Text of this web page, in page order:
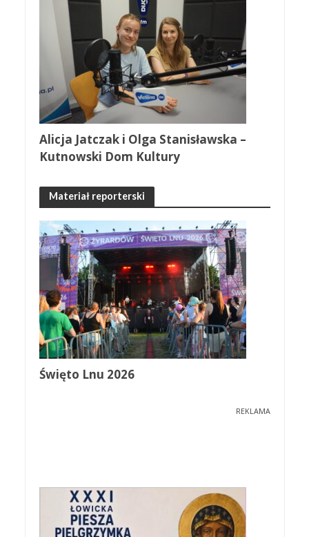
Alicja Jatczak i Olga Stanisławska –
Kutnowski Dom Kultury
Materiał reporterski
Święto Lnu 2026
REKLAMA